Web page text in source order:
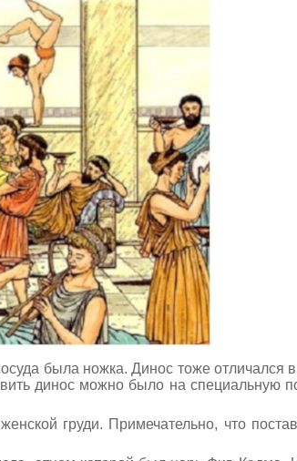
была ножка. Динос тоже отличался
динос можно было на специальную
груди. Примечательно, что